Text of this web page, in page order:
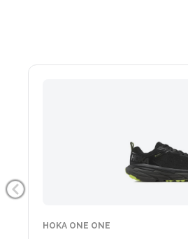
Частично изготовленный
Легкая резиновая подошва
Continental ™ Резиновая
HOKA ONE ONE